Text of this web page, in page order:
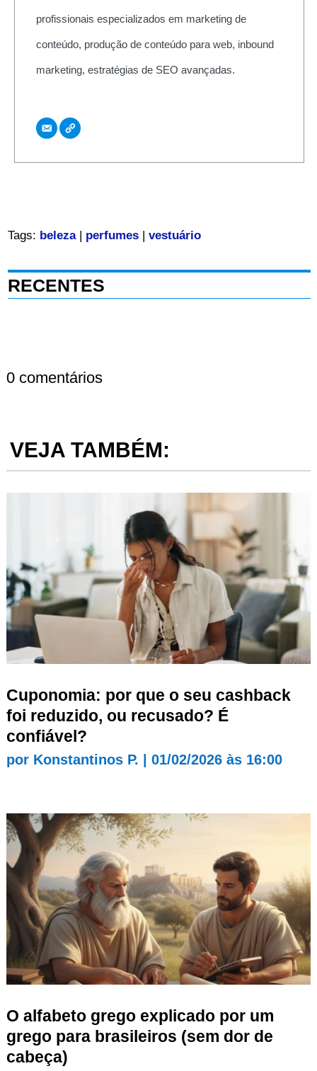
profissionais especializados em marketing de
conteúdo, produção de conteúdo para web, inbound
marketing, estratégias de SEO avançadas.
Tags: beleza| perfumes| vestuário
RECENTES
0 comentários
VEJA TAMBÉM:
Cuponomia: por que o seu cashback
foi reduzido, ou recusado? É
confiável?
por Konstantinos P. 01/02/2026 às 16:00
O alfabeto grego explicado por um
grego para brasileiros (sem dor de
cabeça)